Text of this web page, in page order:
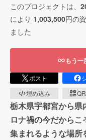
このプロジェクトは、
により 1,003,500円の
ました
もう
ポスト
埋め込み
栃木県宇都宮から県
ロナ禍の今だから
集まれるような場所